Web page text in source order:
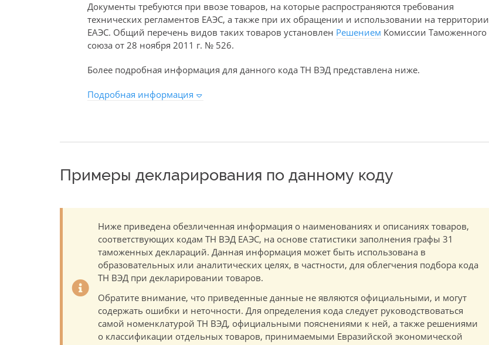
Документы требуются при ввозе товаров, на которые распространяются требования
технических регламентов ЕАЭС, а также при их обращении и использовании на территории
ЕАЭС. Общий перечень видов таких товаров установлен Решением Комиссии Таможенного
союза от 28 ноября 2011 г. № 526.
Более подробная информация для данного кода ТН ВЭД представлена ниже.
Подробная информация
Примеры декларирования по данному коду
Ниже приведена обезличенная информация о наименованиях и описаниях товаров,
соответствующих кодам ТН ВЭД ЕАЭС, на основе статистики заполнения графы 31
таможенных деклараций. Данная информация может быть использована в
образовательных или аналитических целях, в частности, для облегчения подбора кода
ТН ВЭД при декларировании товаров.
Обратите внимание, что приведенные данные не являются официальными, и могут
содержать ошибки и неточности. Для определения кода следует руководствоваться
самой номенклатурой ТН ВЭД, официальными пояснениями к ней, а также решениями
о классификации отдельных товаров, принимаемыми Евразийской экономической